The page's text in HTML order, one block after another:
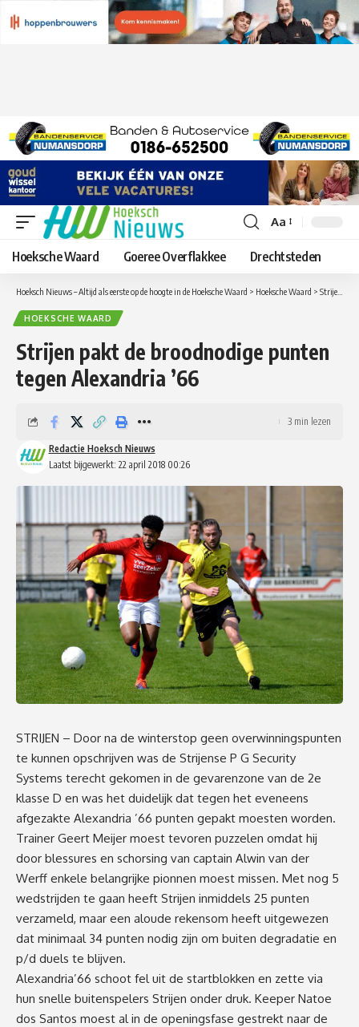
Lettergrootte
aanpassen
Aa
Hoeksche Waard Goeree Overflakkee Drechtsteden
Hoeksch Nieuws – Altijd als eerste op de hoogte in de Hoeksche Waard > Hoeksche Waard > Strijen pakt de broodnodige punten tegen Alexandria ’66
HOEKSCHE WAARD
Strijen pakt de broodnodige punten
tegen Alexandria ’66
Laatst bijgewerkt: 22 april 2018 00:26
Redactie Hoeksch Nieuws
3 min lezen
STRIJEN – Door na de winterstop geen overwinningspunten
te kunnen opschrijven was de Strijense P G Security
Systems terecht gekomen in de gevarenzone van de 2e
klasse D en was het duidelijk dat tegen het eveneens
afgezakte Alexandria ’66 punten gepakt moesten worden.
Trainer Geert Meijer moest tevoren puzzelen omdat hij
door blessures en schorsing van captain Alwin van der
Werff enkele belangrijke pionnen moest missen. Met nog 5
wedstrijden te gaan heeft Strijen inmiddels 25 punten
verzameld, maar een aloude rekensom heeft uitgewezen
dat minimaal 34 punten nodig zijn om buiten degradatie en
p/d duels te blijven.
Alexandria’66 schoot fel uit de startblokken en zette via
hun snelle buitenspelers Strijen onder druk. Keeper Natoe
dos Santos moest al in de openingsfase gestrekt naar de